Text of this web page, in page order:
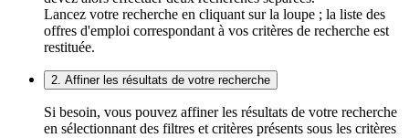
Lancez votre recherche en cliquant sur la loupe ; la liste des
offres d'emploi correspondant à vos critères de recherche est
restituée.
2. Affiner les résultats de votre recherche
Si besoin, vous pouvez affiner les résultats de votre recherche
en sélectionnant des filtres et critères présents sous les critères